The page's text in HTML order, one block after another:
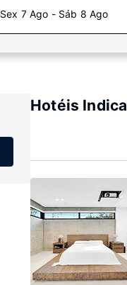
Sex 7 Ago - Sáb 8 Ago
Hotéis